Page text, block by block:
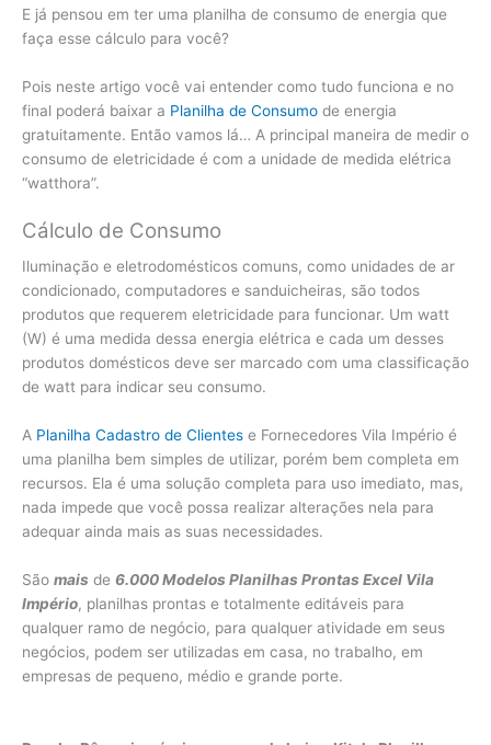
E já pensou em ter uma planilha de consumo de energia que
faça esse cálculo para você?
Pois neste artigo você vai entender como tudo funciona e no
final poderá baixar a Planilha de Consumo de energia
gratuitamente. Então vamos lá… A principal maneira de medir o
consumo de eletricidade é com a unidade de medida elétrica
“watthora”.
Cálculo de Consumo
Iluminação e eletrodomésticos comuns, como unidades de ar
condicionado, computadores e sanduicheiras, são todos
produtos que requerem eletricidade para funcionar. Um watt
(W) é uma medida dessa energia elétrica e cada um desses
produtos domésticos deve ser marcado com uma classificação
de watt para indicar seu consumo.
A Planilha Cadastro de Clientes e Fornecedores Vila Império é
uma planilha bem simples de utilizar, porém bem completa em
recursos. Ela é uma solução completa para uso imediato, mas,
nada impede que você possa realizar alterações nela para
adequar ainda mais as suas necessidades.
São mais de 6.000 Modelos Planilhas Prontas Excel Vila
Império, planilhas prontas e totalmente editáveis para
qualquer ramo de negócio, para qualquer atividade em seus
negócios, podem ser utilizadas em casa, no trabalho, em
empresas de pequeno, médio e grande porte.